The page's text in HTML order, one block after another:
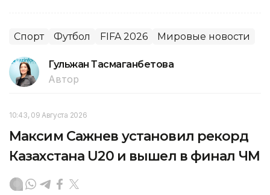
Спорт Футбол FIFA 2026 Мировые новости
Гульжан Тасмаганбетова
Автор
10:43, 09 Августа 2026
Максим Сажнев установил рекорд
Казахстана U20 и вышел в финал ЧМ